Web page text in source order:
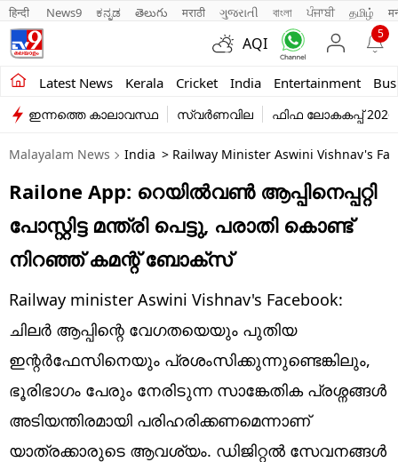
हिन्दी News9 ಕನ್ನಡ తెలుగు मराठी ગુજરાતી বাংলা ਪੰਜਾਬੀ தமிழ்
AQI
5
Latest News Kerala Cricket India Entertainment
Kerala
India
Entertainment
Business
Education
Lifestyle
world
Technology
Religion
ഇന്നത്തെ കാലാവസ്ഥ സ്വർണവില ഫിഫ ലോകകപ്പ് 2026
Malayalam News India > Railway Minister Aswini Vishnav's
Railone App: റെയിൽവൺ ആപ്പിനെപ്പറ്റി
പോസ്റ്റിട്ട മന്ത്രി പെട്ടു, പരാതി കൊണ്ട്
നിറഞ്ഞ് കമന്റ് ബോക്സ്
Railway minister Aswini Vishnav's Facebook:
ചിലർ ആപ്പിന്റെ വേഗതയെയും പുതിയ
ഇന്റർഫേസിനെയും പ്രശംസിക്കുന്നുണ്ടെങ്കിലും,
ഭൂരിഭാഗം പേരും നേരിടുന്ന സാങ്കേതിക പ്രശ്നങ്ങൾ
അടിയന്തിരമായി പരിഹരിക്കണമെന്നാണ്
യാത്രക്കാരുടെ ആവശ്യം. ഡിജിറ്റൽ സേവനങ്ങൾ